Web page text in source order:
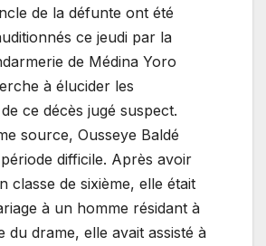
de la défunte ont été
ce jeudi par la
de Médina Yoro
à élucider les
ce décès jugé suspect.
source, Ousseye Baldé
difficile. Après avoir
classe de sixième, elle était
à un homme résidant à
du drame, elle avait assisté à